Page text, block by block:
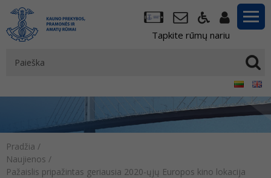
Tapkite rūmų nariu
Pradžia /
Naujienos /
Pažaislis pripažintas geriausia 2020-ųjų Europos kino lokacija